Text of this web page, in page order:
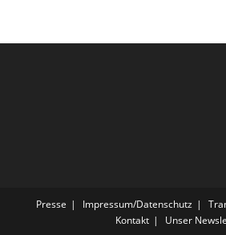
Presse Impressum/Datenschutz
Kontakt
Unser